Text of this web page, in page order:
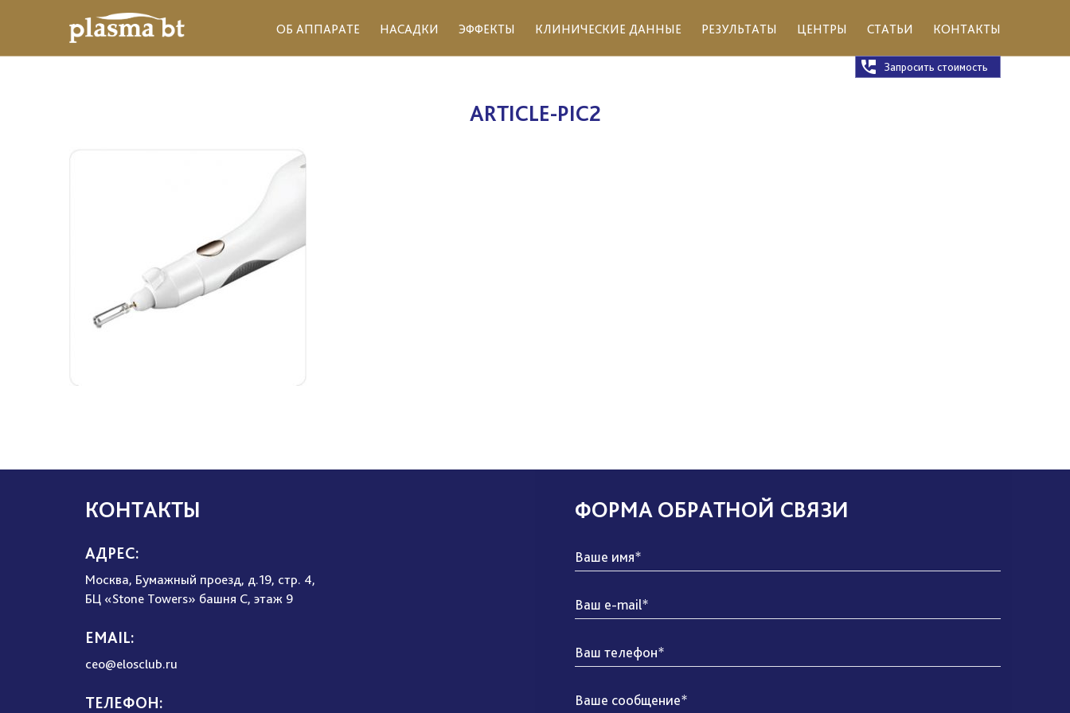
Запросить стоимость
ОБ АППАРАТЕ НАСАДКИ ЭФФЕКТЫ КЛИНИЧЕСКИЕ ДАННЫЕ РЕЗУЛЬТАТЫ ЦЕНТРЫ СТАТЬИ КОНТАКТЫ
ARTICLE-PIC2
КОНТАКТЫ
АДРЕС:
Москва, Бумажный проезд, д.19, стр. 4,
БЦ «Stone Towers» башня C, этаж 9
EMAIL:
ceo@elosclub.ru
ТЕЛЕФОН:
ФОРМА ОБРАТНОЙ СВЯЗИ